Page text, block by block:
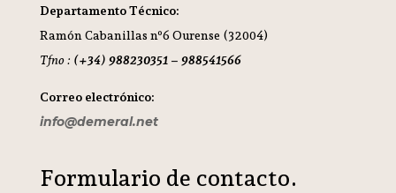
Departamento Técnico:
Ramón Cabanillas nº6 Ourense (32004)
Tfno : (+34) 988230351 – 988541566
Correo electrónico:
info@demeral.net
Formulario de contacto.